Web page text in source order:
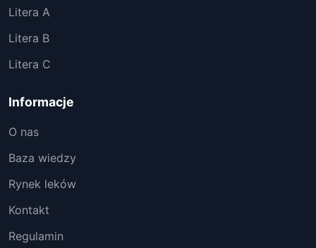
Litera A
Litera B
Litera C
Informacje
O nas
Baza wiedzy
Rynek leków
Kontakt
Regulamin